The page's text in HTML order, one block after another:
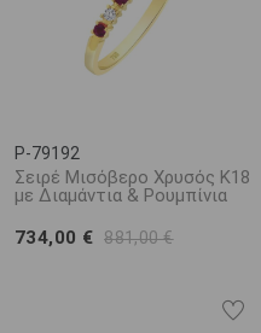
P-79192
Σειρέ Μισόβερο Χρυσός Κ18
με Διαμάντια & Ρουμπίνια
734,00 € 881,00 €